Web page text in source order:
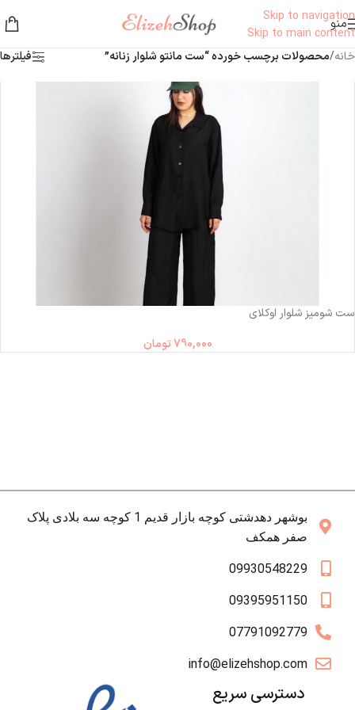
Skip to navigation
Skip to main content
منو
خانه/محصولات برچسب خورده “ست مانتو شلوار زنانه” فیلترها
ست شومیز شلوار اوکلای
790,000تومان
بوشهر دهدشتی کوچه بازار قدیم 1 کوچه سه بلادی پلاک
صفر همکف
09930548229
09395951150
07791092779
info@elizehshop.com
دسترسی سریع